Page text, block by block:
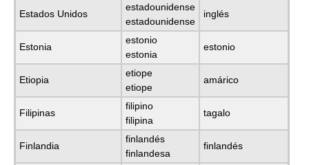
Estados Unidos
estadounidense
estadounidense
inglés
Estonia
estonio
estonia
estonio
Etiopia
etiope
etiope
amárico
Filipinas
filipino
filipina
tagalo
Finlandia
finlandés
finlandesa
finlandés